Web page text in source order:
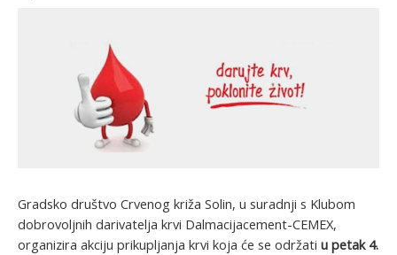
Gradsko društvo Crvenog križa Solin, u suradnji s Klubom
dobrovoljnih darivatelja krvi Dalmacijacement-CEMEX,
organizira akciju prikupljanja krvi koja će se održati u petak 4.